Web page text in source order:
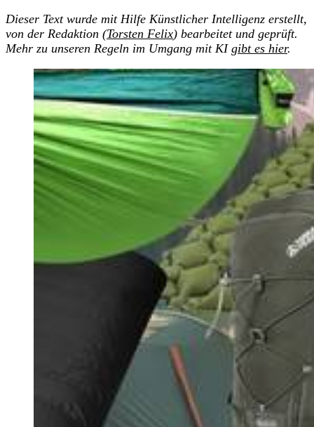
Dieser Text wurde mit Hilfe Künstlicher Intelligenz erstellt,
von der Redaktion (Torsten Felix) bearbeitet und geprüft.
Mehr zu unseren Regeln im Umgang mit KI gibt es hier.